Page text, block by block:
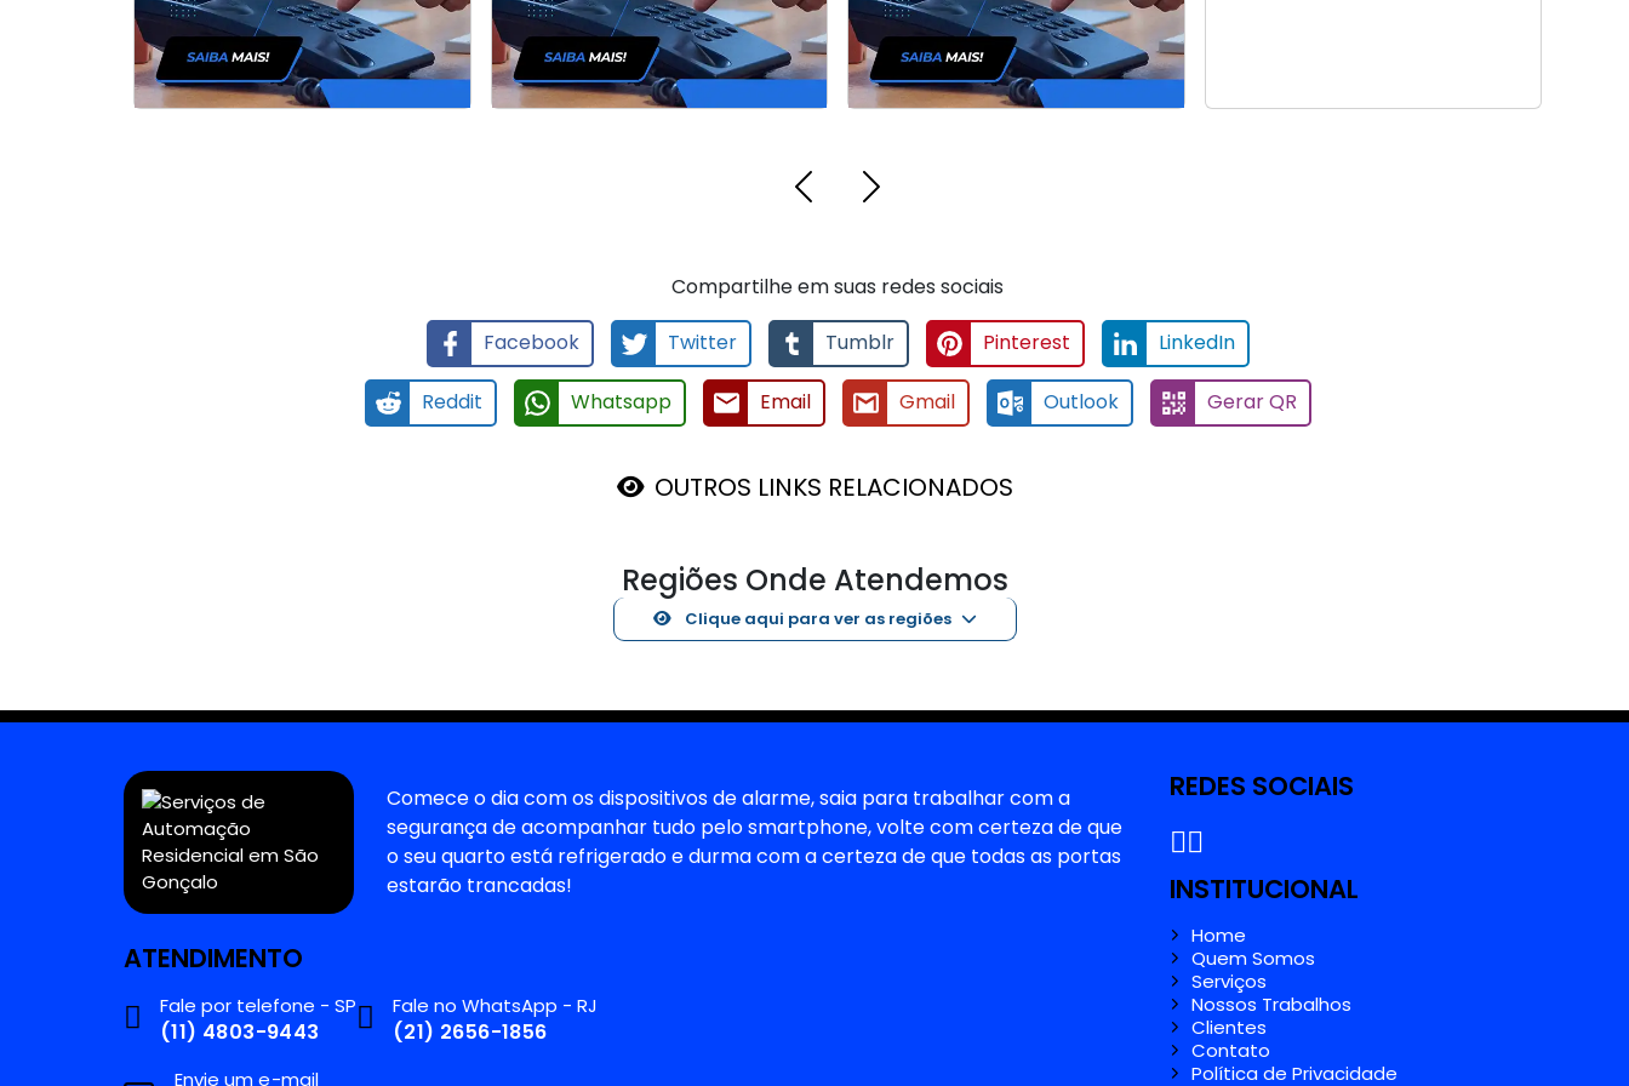
Compartilhe em suas redes sociais
Facebook Twitter Tumblr Pinterest LinkedIn
Reddit Whatsapp Email Gmail Outlook Gerar QR
OUTROS LINKS RELACIONADOS
Regiões Onde Atendemos
Clique aqui para ver as regiões
Comece o dia com os dispositivos de alarme, saia para trabalhar com a
segurança de acompanhar tudo pelo smartphone, volte com certeza de que
o seu quarto está refrigerado e durma com a certeza de que todas as portas
estarão trancadas!
ATENDIMENTO
Fale por telefone - SP
(11) 4803-9443
Fale no WhatsApp - RJ
(21) 2656-1856
Envie um e-mail
REDES SOCIAIS
INSTITUCIONAL
Home
Quem Somos
Serviços
Nossos Trabalhos
Clientes
Contato
Política de Privacidade